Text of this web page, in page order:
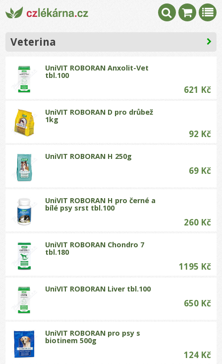
Veterina
UniVIT ROBORAN Anxolit-Vet
tbl.100
621 Kč
UniVIT ROBORAN D pro drůbež
1kg
92 Kč
UniVIT ROBORAN H 250g
69 Kč
UniVIT ROBORAN H pro černé a
bílé psy srst tbl.100
260 Kč
UniVIT ROBORAN Chondro 7
tbl.180
1195 Kč
UniVIT ROBORAN Liver tbl.100
650 Kč
UniVIT ROBORAN pro psy s
biotinem 500g
124 Kč